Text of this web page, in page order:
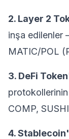
2. Layer 2
inşa edilenler
MATIC/POL
3. DeFi
COMP,
4.